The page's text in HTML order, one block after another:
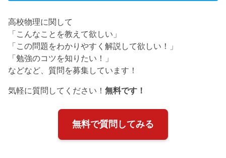
高校物理に関して
「こんなことを教えて欲しい」
「この問題をわかりやすく解説して欲しい！」
「勉強のコツを知りたい！」
などなど、質問を募集しています！
気軽に質問してください！無料です！
無料で質問してみる